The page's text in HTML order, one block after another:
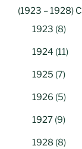
(1923 – 1928)
1923 (8)
1924 (11)
1925 (7)
1926 (5)
1927 (9)
1928 (8)